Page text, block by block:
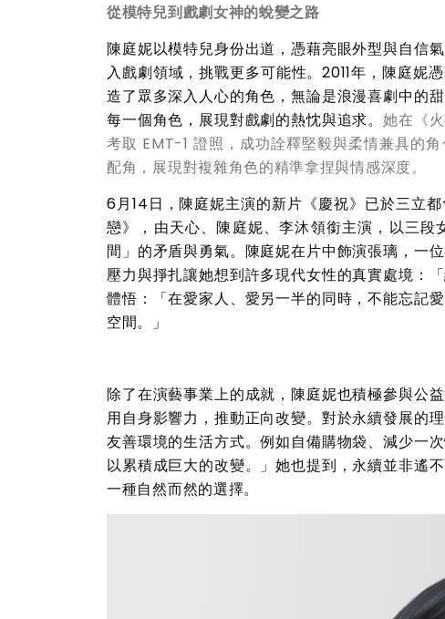
從模特兒到戲劇女神的蛻變之路
陳庭妮以模特兒身份出道，憑藉亮眼外型與自信
入戲劇領域，挑戰更多可能性。2011年，陳庭妮
造了眾多深入人心的角色，無論是浪漫喜劇中的
每一個角色，展現對戲劇的熱忱與追求。她在《
考取 EMT-1 證照，成功詮釋堅毅與柔情兼具的
配角，展現對複雜角色的精準拿捏與情感深度。
6月14日，陳庭妮主演的新片《慶祝》已於三立
戀》，由天心、陳庭妮、李沐領銜主演，以三
間」的矛盾與勇氣。陳庭妮在片中飾演張璃，一
壓力與掙扎讓她想到許多現代女性的真實處境：
體悟：「在愛家人、愛另一半的同時，不能忘記
空間。」
除了在演藝事業上的成就，陳庭妮也積極參與公
用自身影響力，推動正向改變。對於永續發展的
友善環境的生活方式。例如自備購物袋、減少一
以累積成巨大的改變。」她也提到，永續並非遙
一種自然而然的選擇。